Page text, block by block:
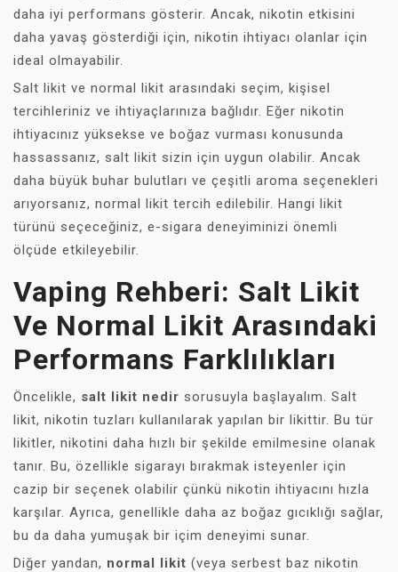
daha iyi performans gösterir. Ancak, nikotin etkisini
daha yavaş gösterdiği için, nikotin ihtiyacı olanlar için
ideal olmayabilir.
Salt likit ve normal likit arasındaki seçim, kişisel
tercihleriniz ve ihtiyaçlarınıza bağlıdır. Eğer nikotin
ihtiyacınız yüksekse ve boğaz vurması konusunda
hassassanız, salt likit sizin için uygun olabilir. Ancak
daha büyük buhar bulutları ve çeşitli aroma seçenekleri
arıyorsanız, normal likit tercih edilebilir. Hangi likit
türünü seçeceğiniz, e-sigara deneyiminizi önemli
ölçüde etkileyebilir.
Vaping Rehberi: Salt Likit
Ve Normal Likit Arasındaki
Performans Farklılıkları
Öncelikle, salt likit nedir sorusuyla başlayalım. Salt
likit, nikotin tuzları kullanılarak yapılan bir likittir. Bu tür
likitler, nikotini daha hızlı bir şekilde emilmesine olanak
tanır. Bu, özellikle sigarayı bırakmak isteyenler için
cazip bir seçenek olabilir çünkü nikotin ihtiyacını hızla
karşılar. Ayrıca, genellikle daha az boğaz gıcıklığı sağlar,
bu da daha yumuşak bir içim deneyimi sunar.
Diğer yandan, normal likit (veya serbest baz nikotin